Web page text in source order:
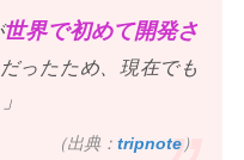
世界で初めて開発さ
だったため、現在でも
（出典：tripnote）